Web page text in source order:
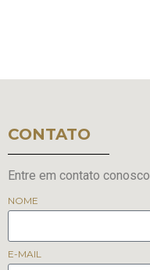
CONTATO
Entre em contato conosco.
NOME
E-MAIL